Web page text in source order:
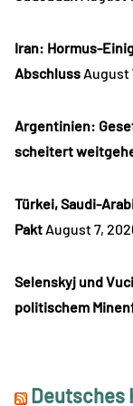
Iran: Hormus-
Abschluss August
Argentinien:
scheitert
Türkei, Saudi-
Pakt August 7,
Selenskyj und
politischem
Deutsches